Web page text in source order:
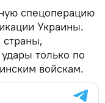
спецоперацию
Украины.
только по
войскам.